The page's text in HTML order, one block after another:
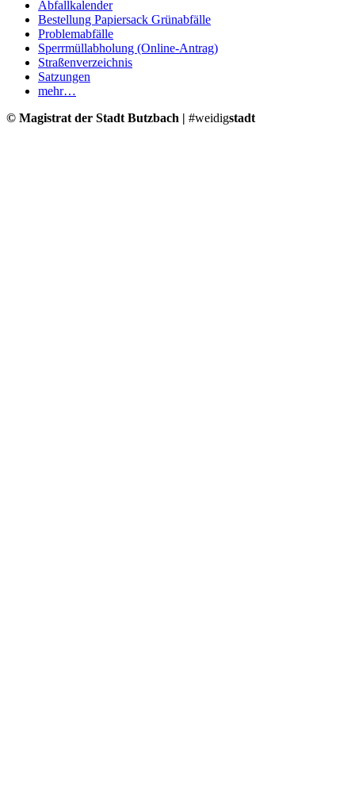
Abfallkalender
Bestellung Papiersack Grünabfälle
Problemabfälle
Sperrmüllabholung (Online-Antrag)
Straßenverzeichnis
Satzungen
mehr…
© Magistrat der Stadt Butzbach | #weidigstadt